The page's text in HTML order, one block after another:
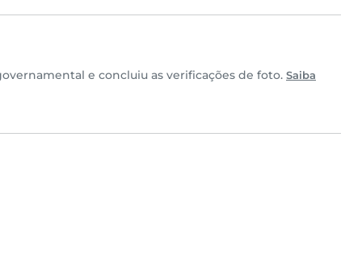
e concluiu as verificações de foto. Saiba